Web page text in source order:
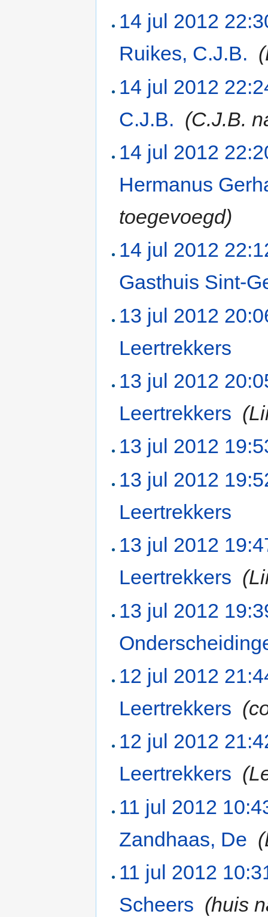
14 jul 2012
Ruikes, C.J.B.
14 jul 2012
C.J.B. (C.J.B.
14 jul 2012
Hermanus
toegevoegd)
14 jul 2012
Gasthuis Sint-
13 jul 2012
Leertrekkers
13 jul 2012
Leertrekkers
13 jul 2012
13 jul 2012
Leertrekkers
13 jul 2012
Leertrekkers
13 jul 2012
12 jul 2012
Leertrekkers
12 jul 2012
Leertrekkers
11 jul 2012
Zandhaas, De
11 jul 2012
Scheers (huis